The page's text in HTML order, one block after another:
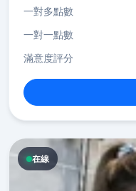
一對多點數
一對一點數
滿意度評分
在線